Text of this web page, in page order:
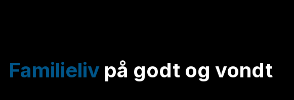
Familieliv på godt og vondt